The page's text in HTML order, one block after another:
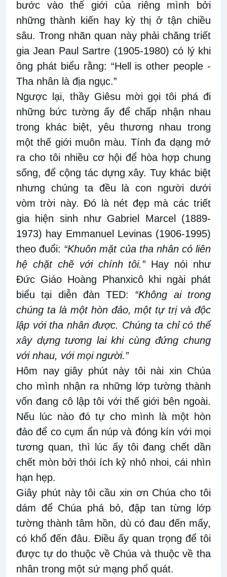
bước vào thế giới của riêng mình bởi
những thành kiến hay kỳ thị ở tận chiều
sâu. Trong nhãn quan này phải chăng triết
gia Jean Paul Sartre (1905-1980) có lý khi
ông phát biểu rằng: “Hell is other people -
Tha nhân là địa ngục.”
Ngược lại, thầy Giêsu mời gọi tôi phá đi
những bức tường ấy để chấp nhận nhau
trong khác biệt, yêu thương nhau trong
một thế giới muôn màu. Tính đa dạng mở
ra cho tôi nhiều cơ hội để hòa hợp chung
sống, để cộng tác dựng xây. Tuy khác biệt
nhưng chúng ta đều là con người dưới
vòm trời này. Đó là nét đẹp mà các triết
gia hiện sinh như Gabriel Marcel (1889-
1973) hay Emmanuel Levinas (1906-1995)
theo đuổi: “Khuôn mặt của tha nhân có liên
hệ chặt chẽ với chính tôi.”Hay nói như
Đức Giáo Hoàng Phanxicô khi ngài phát
biểu tại diễn đàn TED: “Không ai trong
chúng ta là một hòn đảo, một tự trị và độc
lập với tha nhân được. Chúng ta chỉ có thể
xây dựng tương lai khi cùng đứng chung
với nhau, với mọi người.”
Hôm nay giây phút này tôi nài xin Chúa
cho mình nhận ra những lớp tường thành
vốn đang cô lập tôi với thế giới bên ngoài.
Nếu lúc nào đó tự cho mình là một hòn
đảo để co cụm ẩn núp và đóng kín với mọi
tương quan, thì lúc ấy tôi đang chết dần
chết mòn bởi thói ích kỷ nhỏ nhoi, cái nhìn
hạn hẹp.
Giây phút này tôi cầu xin ơn Chúa cho tôi
dám để Chúa phá bỏ, đập tan từng lớp
tường thành tâm hồn, dù có đau đến mấy,
có khổ đến đâu. Điều ấy quan trọng để tôi
được tự do thuộc về Chúa và thuộc về tha
nhân trong một sứ mạng phổ quát.